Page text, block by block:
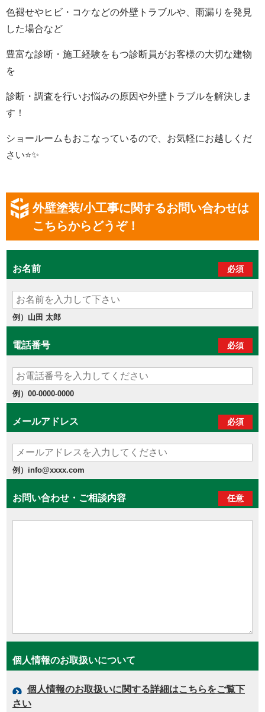
色褪せやヒビ・コケなどの外壁トラブルや、雨漏りを発見
した場合など
豊富な診断・施工経験をもつ診断員がお客様の大切な建物
を
診断・調査を行いお悩みの原因や外壁トラブルを解決しま
す ！
ショールームもおこなっているので、お気軽にお越しくだ
さい⭐️✨
外壁塗装/小工事に関するお問い合わせは
こちらからどうぞ！
お名前 必須
例）山田 太郎
電話番号 必須
例）00-0000-0000
メールアドレス 必須
例）info@xxxx.com
お問い合わせ・ご相談内容 任意
個人情報のお取扱いについて
個人情報のお取扱いに関する詳細はこちらをご覧下
さい